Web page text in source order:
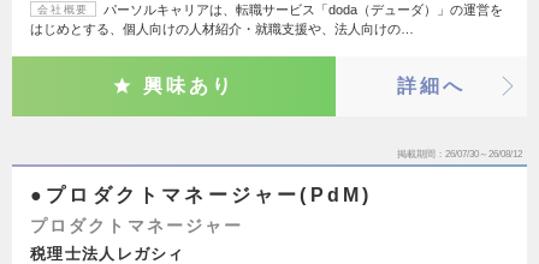
会社概要
パーソルキャリアは、転職サービス「doda（デューダ）」の運営を
はじめとする、個人向けの人材紹介・就職支援や、法人向けの…
興味あり 詳細へ
掲載期間 26/07/30～26/08/12
●プロダクトマネージャー(PdM)
プロダクトマネージャー
税理士法人レガシィ